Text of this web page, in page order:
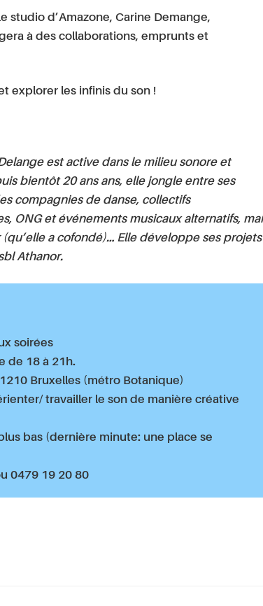
studio d’Amazone, Carine Demange,
à des collaborations, emprunts et
explorer les infinis du son !
est active dans le milieu sonore et
bientôt 20 ans ans, elle jongle entre ses
compagnies de danse, collectifs
ONG et événements musicaux alternatifs,
a cofondé)… Elle développe ses projets
Athanor.
soirées
de 18 à 21h.
Bruxelles (métro Botanique)
travailler le son de manière créative
bas (dernière minute: une place se
0479 19 20 80